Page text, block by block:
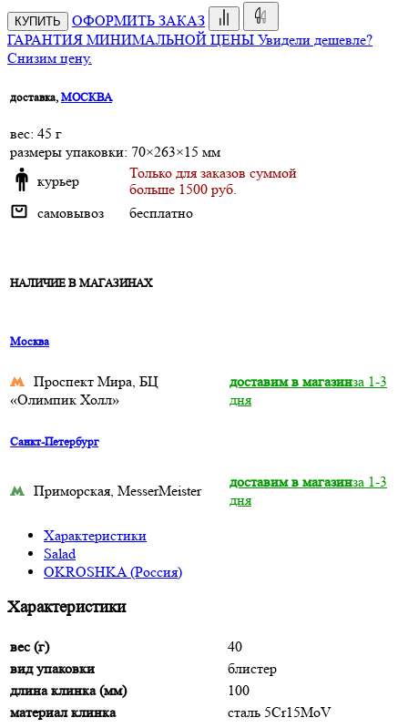
КУПИТЬ
ОФОРМИТЬ ЗАКАЗ
ГАРАНТИЯ МИНИМАЛЬНОЙ ЦЕНЫ Увидели дешевле?
Снизим цену.
доставка, МОСКВА
веc: 45 г
размеры упаковки: 70×263×15 мм
курьер
Только для заказов суммой
больше 1500 руб.
самовывоз
бесплатно
НАЛИЧИЕ В МАГАЗИНАХ
Москва
Проспект Мира, БЦ
«Олимпик Холл»
доставим в магазинза 1-3
дня
Санкт-Петербург
Приморская, MesserMeister
доставим в магазинза 1-3
дня
Характеристики
Salad
OKROSHKA (Россия)
Характеристики
вес (г)
40
вид упаковки
блистер
длина клинка (мм)
100
материал клинка
сталь 5Cr15MoV